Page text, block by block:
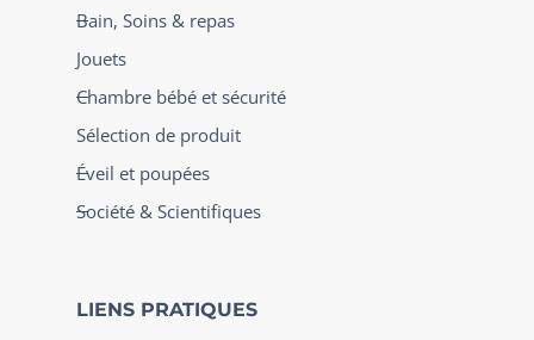
Bain, Soins & repas
Jouets
Chambre bébé et sécurité
Sélection de produit
Éveil et poupées
Société & Scientifiques
LIENS PRATIQUES